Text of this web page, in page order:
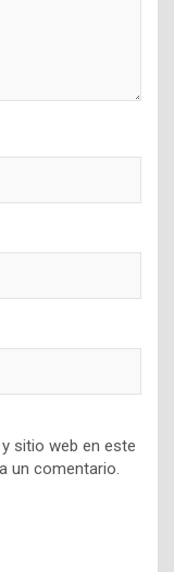
sitio web en este
un comentario.